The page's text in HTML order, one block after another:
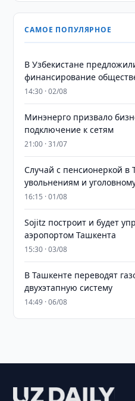
САМОЕ ПОПУЛЯРНОЕ
В Узбекистане
финансирование
14:30 · 02/08
Минэнерго призвало
подключение к сетям
21:00 · 31/07
Случай с пенсионеркой в
увольнениям и
16:15 · 01/08
Sojitz построит и будет
аэропортом Ташкента
15:30 · 03/08
В Ташкенте переводят
двухэтапную систему
14:49 · 06/08